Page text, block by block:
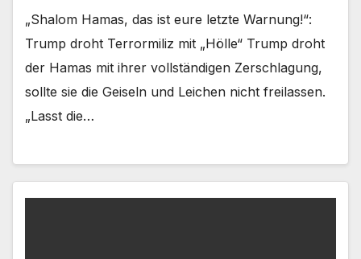
„Shalom Hamas, das ist eure letzte Warnung!“:
Trump droht Terrormiliz mit „Hölle“ Trump droht
der Hamas mit ihrer vollständigen Zerschlagung,
sollte sie die Geiseln und Leichen nicht freilassen.
„Lasst die…